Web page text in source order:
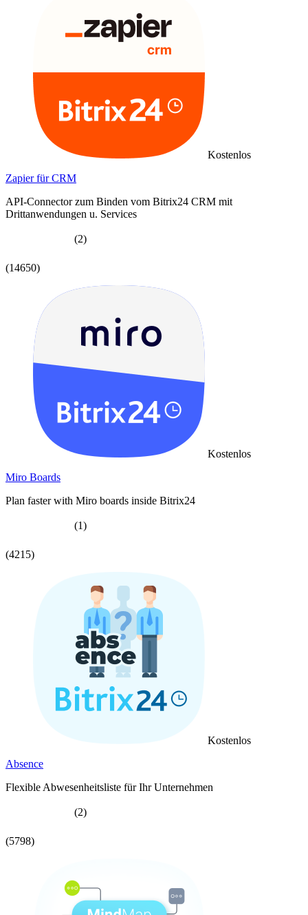
Kostenlos
Zapier für CRM
API-Connector zum Binden vom Bitrix24 CRM mit
Drittanwendungen u. Services
(2)
(14650)
Kostenlos
Miro Boards
Plan faster with Miro boards inside Bitrix24
(1)
(4215)
Kostenlos
Absence
Flexible Abwesenheitsliste für Ihr Unternehmen
(2)
(5798)